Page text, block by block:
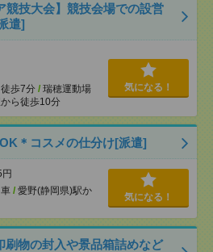
競技大会】競技会場での設営
遣]
歩7分 / 瑞穂運動場
ら徒歩10分
気になる！
＊コスメの仕分け[派遣]
/ 愛野(静岡県)駅か
気になる！
刷物の封入や景品箱詰めなど